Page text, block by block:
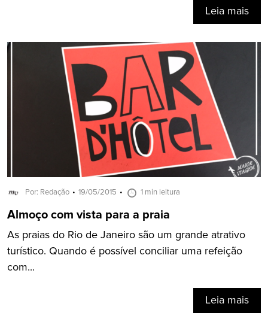
Leia mais
Por: Redação 19/05/2015 1 min leitura
Almoço com vista para a praia
As praias do Rio de Janeiro são um grande atrativo
turístico. Quando é possível conciliar uma refeição
com...
Leia mais